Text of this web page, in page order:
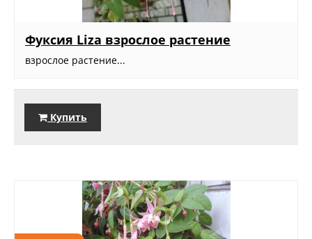
Фуксия Liza взрослое растение
взрослое растение...
Купить